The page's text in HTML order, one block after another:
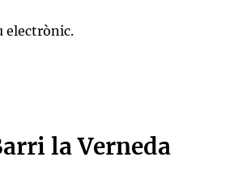
electrònic.
la Verneda